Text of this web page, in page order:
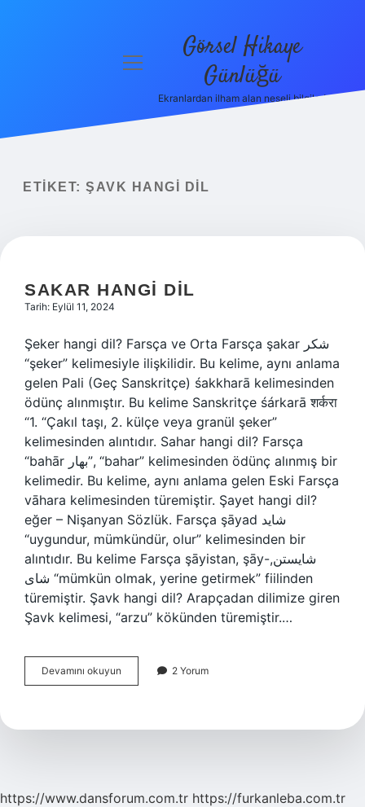
menüyü
Görsel Hikaye
Günlüğü
Ekranlardan ilham alan neşeli bilgiler!
ETIKET: ŞAVK HANGI DIL
SAKAR HANGI DIL
Tarih: Eylül 11, 2024
Şeker hangi dil? Farsça ve Orta Farsça şakar شکر
“şeker” kelimesiyle ilişkilidir. Bu kelime, aynı anlama
gelen Pali (Geç Sanskritçe) śakkharā kelimesinden
ödünç alınmıştır. Bu kelime Sanskritçe śárkarā शर्करा
“1. “Çakıl taşı, 2. külçe veya granül şeker”
kelimesinden alıntıdır. Sahar hangi dil? Farsça
“bahār بهار”, “bahar” kelimesinden ödünç alınmış bir
kelimedir. Bu kelime, aynı anlama gelen Eski Farsça
vāhara kelimesinden türemiştir. Şayet hangi dil?
eğer – Nişanyan Sözlük. Farsça şāyad شاید
“uygundur, mümkündür, olur” kelimesinden bir
alıntıdır. Bu kelime Farsça şāyistan, şāy-شایستن,
شای “mümkün olmak, yerine getirmek” fiilinden
türemiştir. Şavk hangi dil? Arapçadan dilimize giren
Şavk kelimesi, “arzu” kökünden türemiştir.…
Devamını okuyun
Hangi
2 Yorum
https://www.dansforum.com.tr https://furkanleba.com.tr